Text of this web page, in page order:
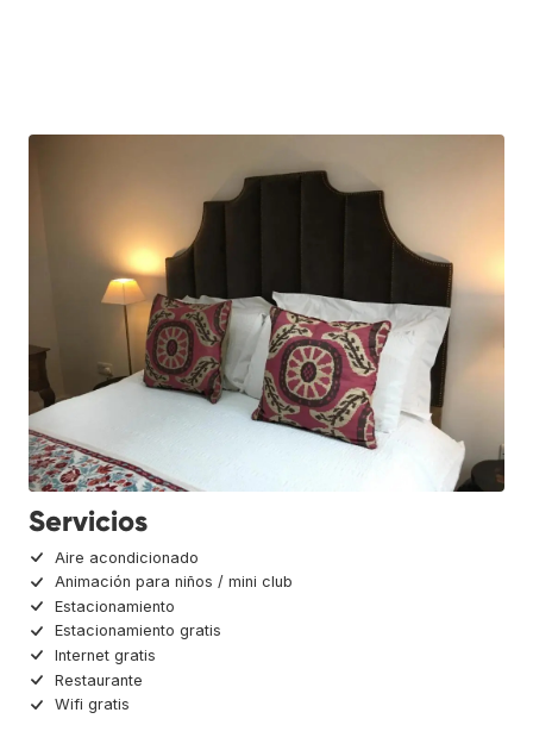
Servicios
Aire acondicionado
Animación para niños / mini club
Estacionamiento
Estacionamiento gratis
Internet gratis
Restaurante
Wifi gratis